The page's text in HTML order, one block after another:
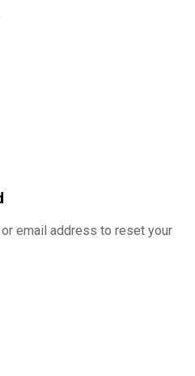
email address to reset your